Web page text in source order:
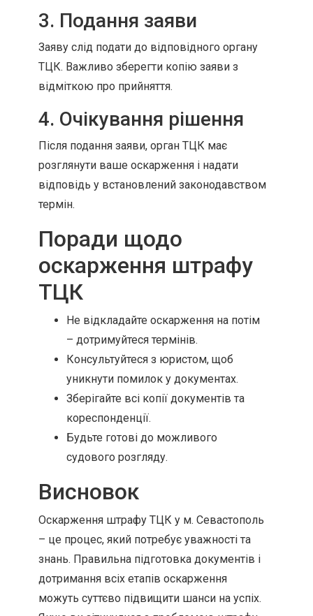
3. Подання заяви
Заяву слід подати до відповідного органу
ТЦК. Важливо зберегти копію заяви з
відміткою про прийняття.
4. Очікування рішення
Після подання заяви, орган ТЦК має
розглянути ваше оскарження і надати
відповідь у встановлений законодавством
термін.
Поради щодо
оскарження штрафу
ТЦК
Не відкладайте оскарження на потім
– дотримуйтеся термінів.
Консультуйтеся з юристом, щоб
уникнути помилок у документах.
Зберігайте всі копії документів та
кореспонденції.
Будьте готові до можливого
судового розгляду.
Висновок
Оскарження штрафу ТЦК у м. Севастополь
– це процес, який потребує уважності та
знань. Правильна підготовка документів і
дотримання всіх етапів оскарження
можуть суттєво підвищити шанси на успіх.